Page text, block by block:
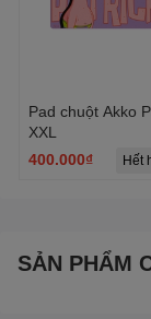
Pad chuột Akko
XXL
400.000₫
Hết
SẢN PHẨM